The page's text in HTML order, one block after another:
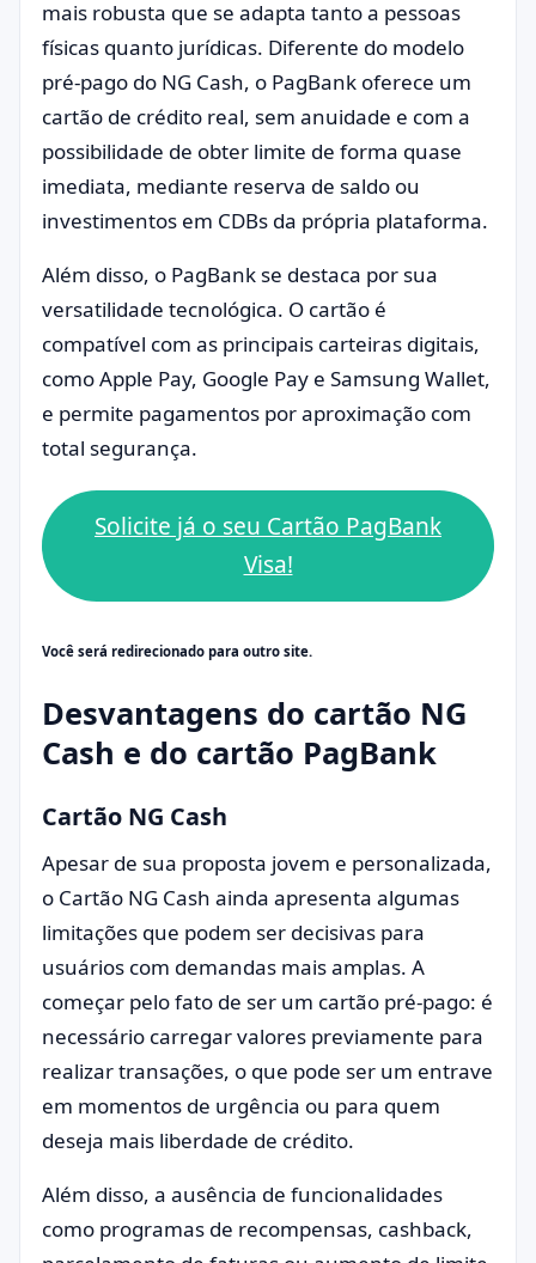
mais robusta que se adapta tanto a pessoas
físicas quanto jurídicas. Diferente do modelo
pré-pago do NG Cash, o PagBank oferece um
cartão de crédito real, sem anuidade e com a
possibilidade de obter limite de forma quase
imediata, mediante reserva de saldo ou
investimentos em CDBs da própria plataforma.
Além disso, o PagBank se destaca por sua
versatilidade tecnológica. O cartão é
compatível com as principais carteiras digitais,
como Apple Pay, Google Pay e Samsung Wallet,
e permite pagamentos por aproximação com
total segurança.
Solicite já o seu Cartão PagBank
Visa!
Você será redirecionado para outro site.
Desvantagens do cartão NG
Cash e do cartão PagBank
Cartão NG Cash
Apesar de sua proposta jovem e personalizada,
o Cartão NG Cash ainda apresenta algumas
limitações que podem ser decisivas para
usuários com demandas mais amplas. A
começar pelo fato de ser um cartão pré-pago: é
necessário carregar valores previamente para
realizar transações, o que pode ser um entrave
em momentos de urgência ou para quem
deseja mais liberdade de crédito.
Além disso, a ausência de funcionalidades
como programas de recompensas, cashback,